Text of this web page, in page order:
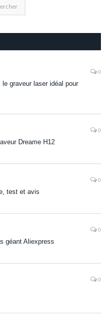
0
graveur laser idéal pour
0
Dreame H12
0
test et avis
0
géant Aliexpress
0